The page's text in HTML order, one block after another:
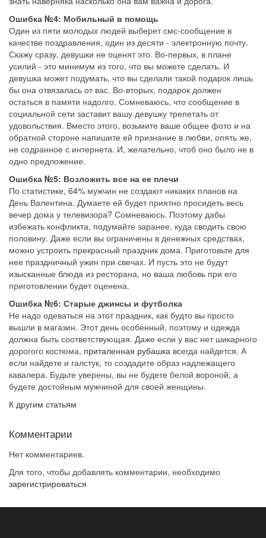
Ошибка №4: Мобильный в помощь
Один из пяти молодых людей выберет смс-сообщение в
качестве поздравления, один из десяти - электронную почту.
Скажу сразу, девушки не оценят это. Во-первых, в плане
усилий - это минимум из того, что вы можете сделать. И
девушка может подумать, что вы сделали такой подарок лишь
бы она отвязалась от вас. Во-вторых, подарок должен
остаться в памяти надолго. Сомневаюсь, что сообщение в
социальной сети заставит вашу девушку трепетать от
удовольствия. Вместо этого, возьмите ваше общее фото и на
обратной стороне напишите ей признание в любви, опять же,
не содранное с интернета. И, желательно, чтоб оно было не в
одно предложение.
Ошибка №5: Возложить все на ее плечи
По статистике, 64% мужчин не создают никаких планов на
День Валентина. Думаете ей будет приятно просидеть весь
вечер дома у телевизора? Сомневаюсь. Поэтому дабы
избежать конфликта, подумайте заранее, куда сводить свою
половину. Даже если вы ограничены в денежных средствах,
можно устроить прекрасный праздник дома. Приготовьте для
нее праздничный ужин при свечах. И пусть это не будут
изысканные блюда из ресторана, но ваша любовь при его
приготовлении будет оценена.
Ошибка №6: Старые джинсы и футболка
Не надо одеваться на этот праздник, как будто вы просто
вышли в магазин. Этот день особенный, поэтому и одежда
должна быть соответствующая. Даже если у вас нет шикарного
дорогого костюма, приталенная рубашка всегда найдется. А
если найдете и галстук, то создадите образ надлежащего
кавалера. Будьте уверены, вы не будете белой вороной, а
будете достойным мужчиной для своей женщины.
К другим статьям
Комментарии
Нет комментариев.
Для того, чтобы добавлять комментарии, необходимо
зарегистрироваться